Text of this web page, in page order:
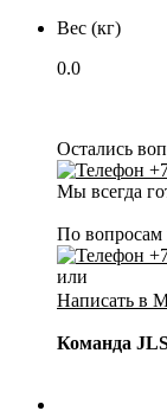
Вес (кг)
0.0
Остались
Мы всегда
По вопросам
или
Написать
Команда